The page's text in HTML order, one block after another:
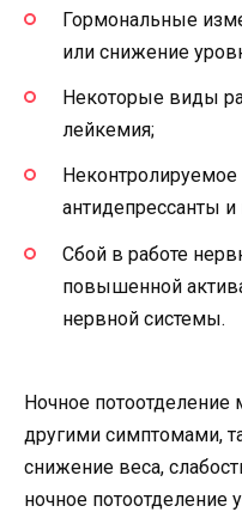
Гормональные
или снижение
Некоторые виды
лейкемия;
антидепрессанты
Сбой в работе
повышенной
нервной системы.
Ночное
другими симптомами,
снижение веса,
ночное потоотделение